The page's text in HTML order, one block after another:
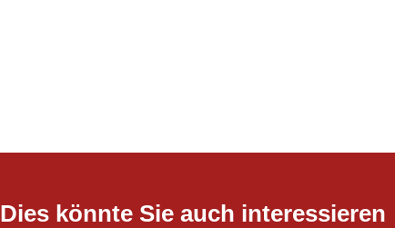
Dies könnte Sie auch interessieren